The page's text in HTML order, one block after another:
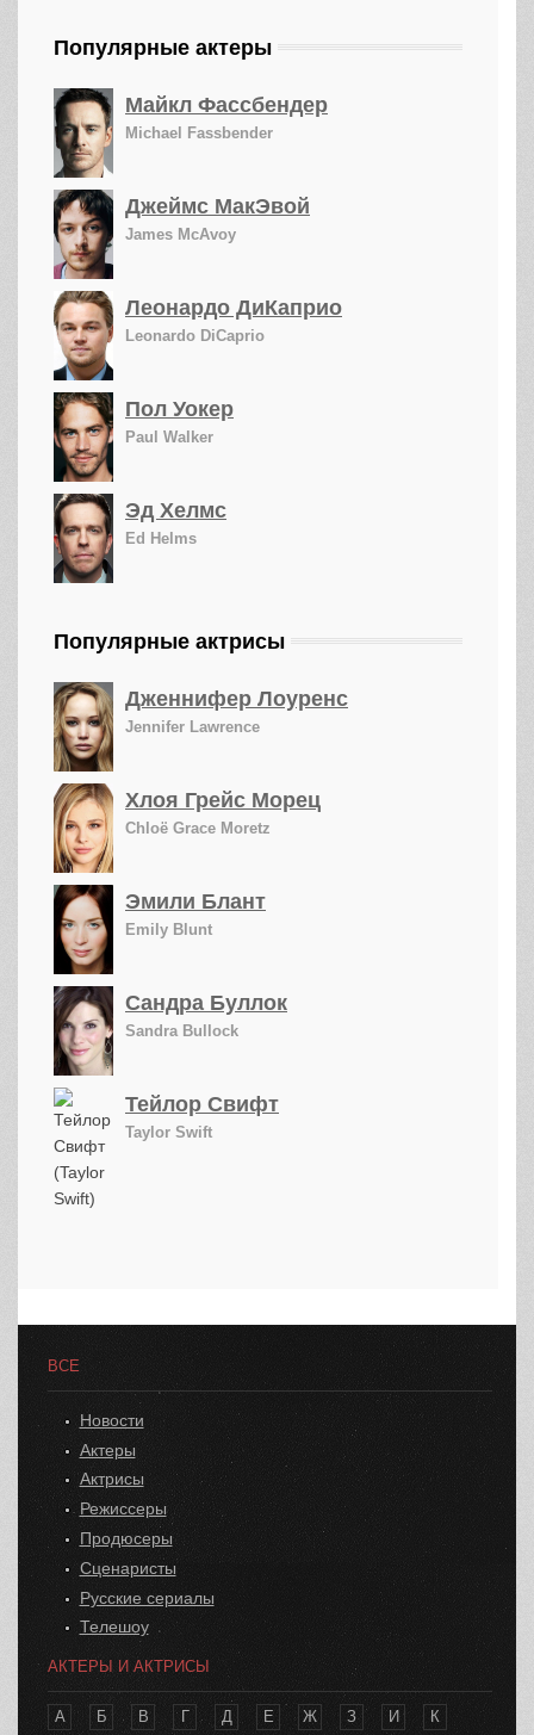
Популярные актеры
Майкл Фассбендер
Michael Fassbender
Джеймс МакЭвой
James McAvoy
Леонардо ДиКаприо
Leonardo DiCaprio
Пол Уокер
Paul Walker
Эд Хелмс
Ed Helms
Популярные актрисы
Дженнифер Лоуренс
Jennifer Lawrence
Хлоя Грейс Морец
Chloë Grace Moretz
Эмили Блант
Emily Blunt
Сандра Буллок
Sandra Bullock
Тейлор Свифт
Taylor Swift
ВСЕ
Новости
Актеры
Актрисы
Режиссеры
Продюсеры
Сценаристы
Русские сериалы
Телешоу
АКТЕРЫ И АКТРИСЫ
А Б В Г Д Е Ж З И К